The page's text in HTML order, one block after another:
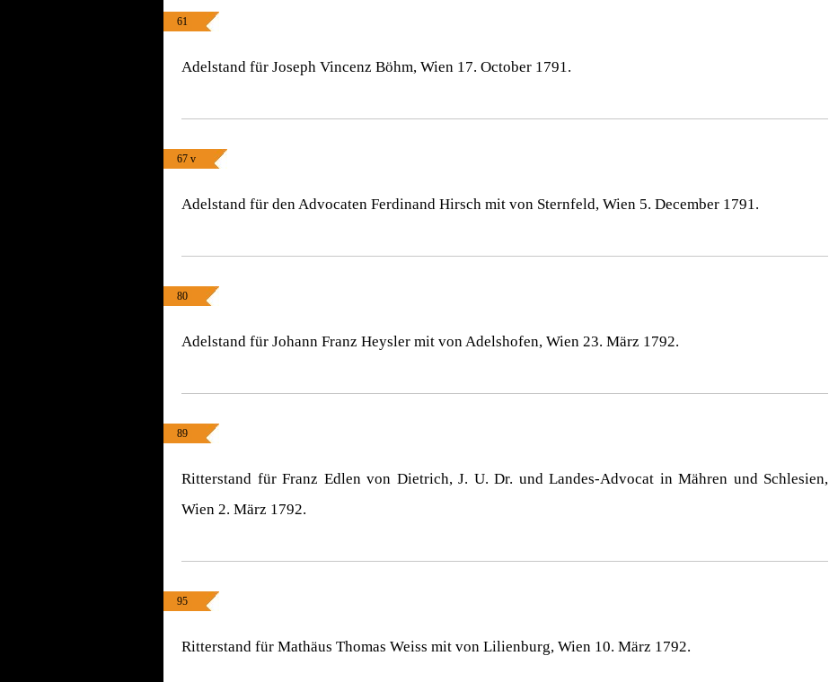
61
Adelstand für Joseph Vincenz Böhm, Wien 17. October 1791.
67 v
Adelstand für den Advocaten Ferdinand Hirsch mit von Sternfeld, Wien 5. December 1791.
80
Adelstand für Johann Franz Heysler mit von Adelshofen, Wien 23. März 1792.
89
Ritterstand für Franz Edlen von Dietrich, J. U. Dr. und Landes-Advocat in Mähren und Schlesien,
Wien 2. März 1792.
95
Ritterstand für Mathäus Thomas Weiss mit von Lilienburg, Wien 10. März 1792.